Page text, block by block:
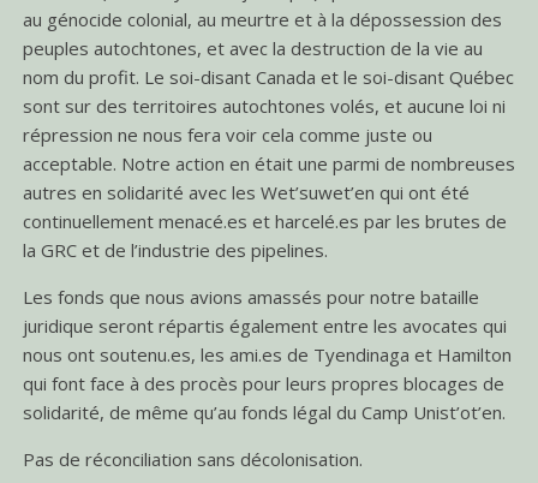
au génocide colonial, au meurtre et à la dépossession des
peuples autochtones, et avec la destruction de la vie au
nom du profit. Le soi-disant Canada et le soi-disant Québec
sont sur des territoires autochtones volés, et aucune loi ni
répression ne nous fera voir cela comme juste ou
acceptable. Notre action en était une parmi de nombreuses
autres en solidarité avec les Wet’suwet’en qui ont été
continuellement menacé.es et harcelé.es par les brutes de
la GRC et de l’industrie des pipelines.
Les fonds que nous avions amassés pour notre bataille
juridique seront répartis également entre les avocates qui
nous ont soutenu.es, les ami.es de Tyendinaga et Hamilton
qui font face à des procès pour leurs propres blocages de
solidarité, de même qu’au fonds légal du Camp Unist’ot’en.
Pas de réconciliation sans décolonisation.